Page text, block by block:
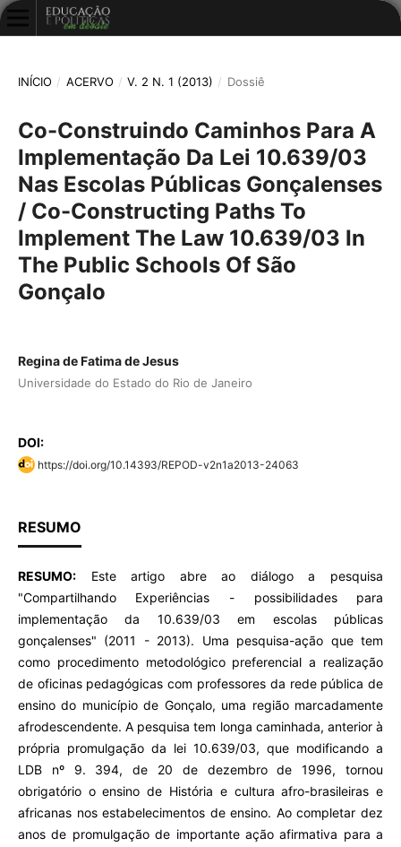
INÍCIO / ACERVO / V. 2 N. 1 (2013) / Dossiê
Co-Construindo Caminhos Para A
Implementação Da Lei 10.639/03
Nas Escolas Públicas Gonçalenses
/ Co-Constructing Paths To
Implement The Law 10.639/03 In
The Public Schools Of São
Gonçalo
Regina de Fatima de Jesus
Universidade do Estado do Rio de Janeiro
DOI:
https://doi.org/10.14393/REPOD-v2n1a2013-24063
RESUMO
RESUMO:Este artigo abre ao diálogo a pesquisa
"Compartilhando Experiências - possibilidades para
implementação da 10.639/03 em escolas públicas
gonçalenses" (2011 - 2013). Uma pesquisa-ação que tem
como procedimento metodológico preferencial a realização
de oficinas pedagógicas com professores da rede pública de
ensino do município de Gonçalo, uma região marcadamente
afrodescendente. A pesquisa tem longa caminhada, anterior à
própria promulgação da lei 10.639/03, que modificando a
LDB nº 9. 394, de 20 de dezembro de 1996, tornou
obrigatório o ensino de História e cultura afro-brasileiras e
africanas nos estabelecimentos de ensino. Ao completar dez
anos de promulgação de importante ação afirmativa para a